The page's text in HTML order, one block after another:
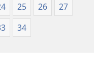
25 26
27
34